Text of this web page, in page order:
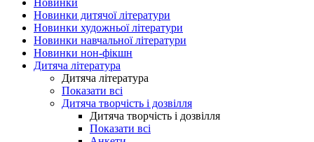
Новинки
Новинки дитячої літератури
Новинки художньої літератури
Новинки навчальної літератури
Новинки нон-фікшн
Дитяча література
Дитяча література
Показати всі
Дитяча творчість і дозвілля
Дитяча творчість і дозвілля
Показати всі